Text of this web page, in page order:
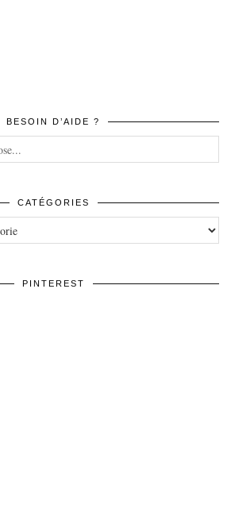
BESOIN D’AIDE ?
CATÉGORIES
PINTEREST